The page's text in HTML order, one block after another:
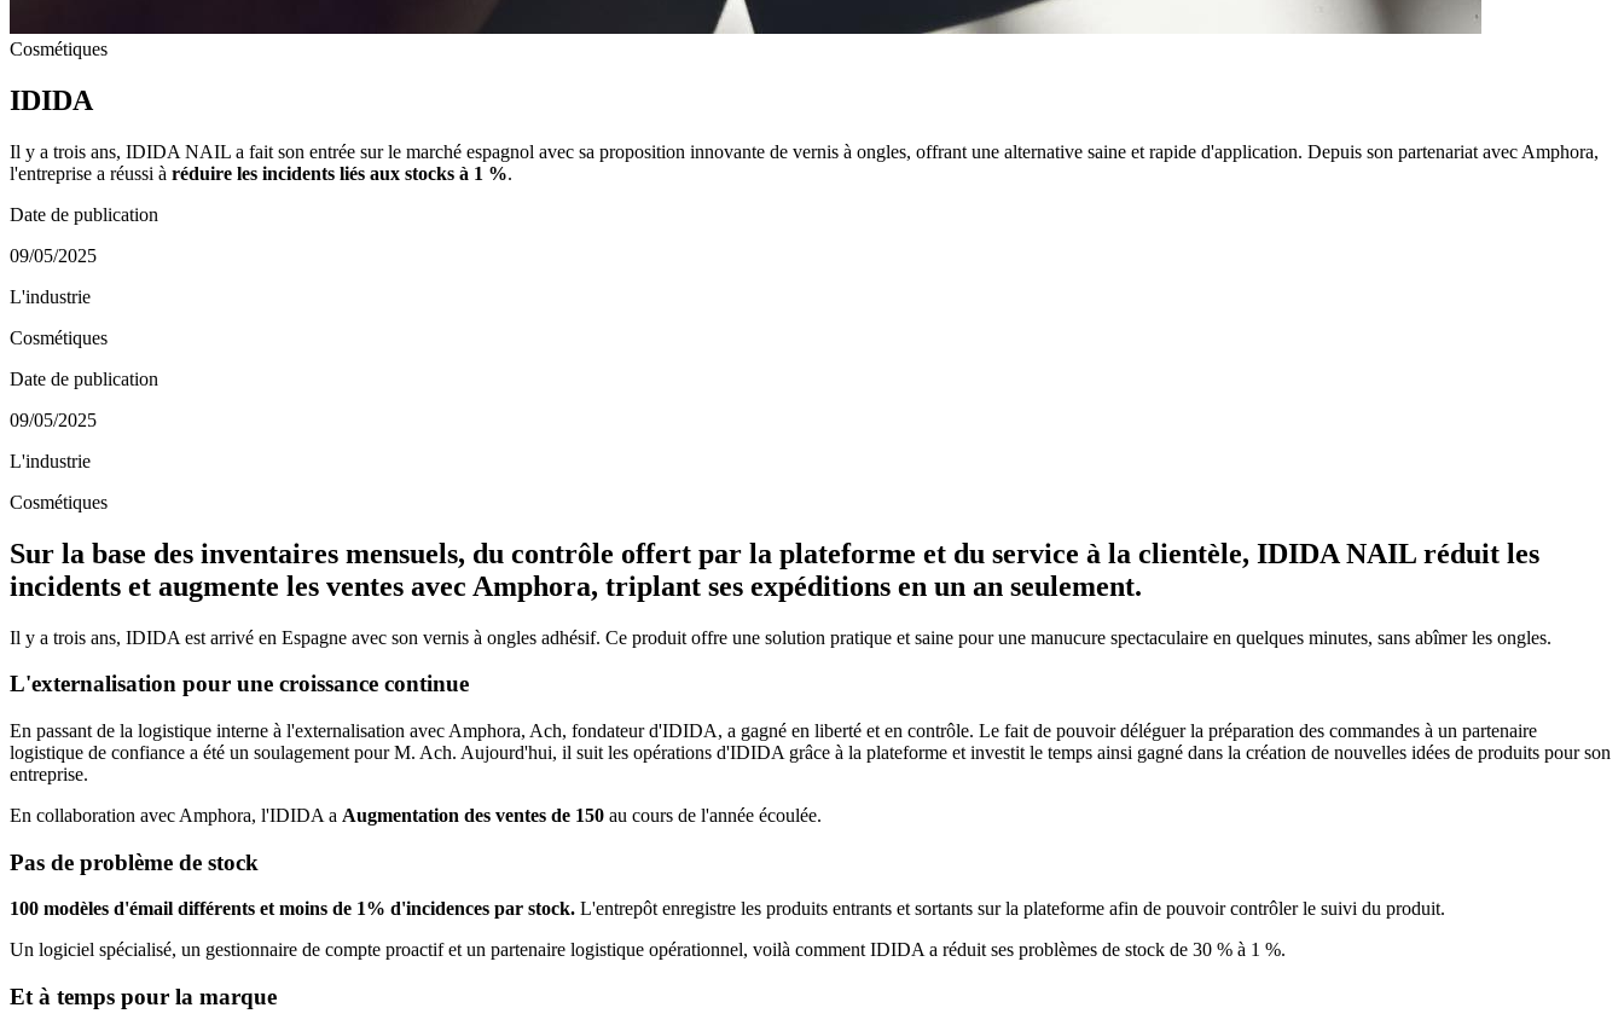
Cosmétiques
IDIDA
Il y a trois ans, IDIDA NAIL a fait son entrée sur le marché espagnol avec sa proposition innovante de vernis à ongles, offrant une alternative saine et rapide d'application. Depuis son partenariat avec Amphora,
l'entreprise a réussi à réduire les incidents liés aux stocks à 1 %.
Date de publication
09/05/2025
L'industrie
Cosmétiques
Date de publication
09/05/2025
L'industrie
Cosmétiques
Sur la base des inventaires mensuels, du contrôle offert par la plateforme et du service à la clientèle, IDIDA NAIL réduit les
incidents et augmente les ventes avec Amphora, triplant ses expéditions en un an seulement.
Il y a trois ans, IDIDA est arrivé en Espagne avec son vernis à ongles adhésif. Ce produit offre une solution pratique et saine pour une manucure spectaculaire en quelques minutes, sans abîmer les ongles.
L'externalisation pour une croissance continue
En passant de la logistique interne à l'externalisation avec Amphora, Ach, fondateur d'IDIDA, a gagné en liberté et en contrôle. Le fait de pouvoir déléguer la préparation des commandes à un partenaire
logistique de confiance a été un soulagement pour M. Ach. Aujourd'hui, il suit les opérations d'IDIDA grâce à la plateforme et investit le temps ainsi gagné dans la création de nouvelles idées de produits pour son
entreprise.
En collaboration avec Amphora, l'IDIDA a Augmentation des ventes de 150 au cours de l'année écoulée.
Pas de problème de stock
100 modèles d'émail différents et moins de 1% d'incidences par stock. L'entrepôt enregistre les produits entrants et sortants sur la plateforme afin de pouvoir contrôler le suivi du produit.
Un logiciel spécialisé, un gestionnaire de compte proactif et un partenaire logistique opérationnel, voilà comment IDIDA a réduit ses problèmes de stock de 30 % à 1 %.
Et à temps pour la marque